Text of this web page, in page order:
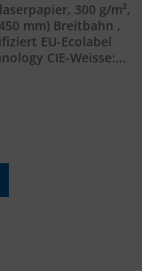
300 g/m²,
mm) Breitbahn ,
EU-Ecolabel
CIE-Weisse:...